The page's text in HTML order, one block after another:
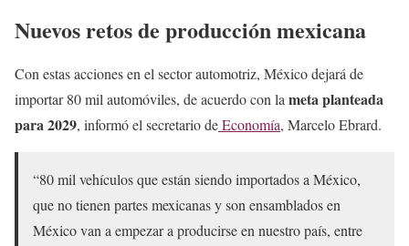
Nuevos retos de producción mexicana
Con estas acciones en el sector automotriz, México dejará de
importar 80 mil automóviles, de acuerdo con la meta planteada
para 2029, informó el secretario deEconomía, Marcelo Ebrard.
“80 mil vehículos que están siendo importados a México,
que no tienen partes mexicanas y son ensamblados en
México van a empezar a producirse en nuestro país, entre